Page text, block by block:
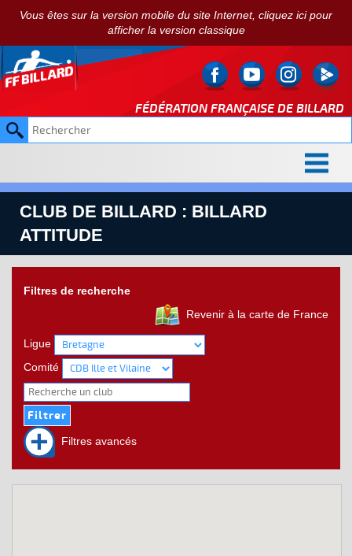
Vous êtes sur la version mobile du site Internet, cliquez ici pour
afficher la version classique
FÉDÉRATION FRANÇAISE DE BILLARD
CLUB DE BILLARD : BILLARD
ATTITUDE
Filtres de recherche
Revenir à la carte de France
Ligue
Comité
Filtres avancés